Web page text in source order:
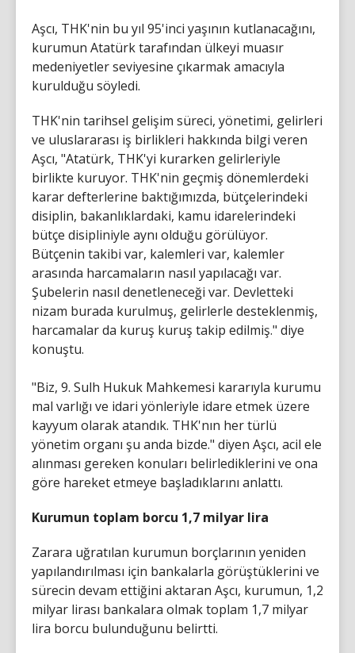
Aşcı, THK'nin bu yıl 95'inci yaşının kutlanacağını,
kurumun Atatürk tarafından ülkeyi muasır
medeniyetler seviyesine çıkarmak amacıyla
kurulduğu söyledi.
THK'nin tarihsel gelişim süreci, yönetimi, gelirleri
ve uluslararası iş birlikleri hakkında bilgi veren
Aşcı, "Atatürk, THK'yi kurarken gelirleriyle
birlikte kuruyor. THK'nin geçmiş dönemlerdeki
karar defterlerine baktığımızda, bütçelerindeki
disiplin, bakanlıklardaki, kamu idarelerindeki
bütçe disipliniyle aynı olduğu görülüyor.
Bütçenin takibi var, kalemleri var, kalemler
arasında harcamaların nasıl yapılacağı var.
Şubelerin nasıl denetleneceği var. Devletteki
nizam burada kurulmuş, gelirlerle desteklenmiş,
harcamalar da kuruş kuruş takip edilmiş." diye
konuştu.
"Biz, 9. Sulh Hukuk Mahkemesi kararıyla kurumu
mal varlığı ve idari yönleriyle idare etmek üzere
kayyum olarak atandık. THK'nın her türlü
yönetim organı şu anda bizde." diyen Aşcı, acil ele
alınması gereken konuları belirlediklerini ve ona
göre hareket etmeye başladıklarını anlattı.
Kurumun toplam borcu 1,7 milyar lira
Zarara uğratılan kurumun borçlarının yeniden
yapılandırılması için bankalarla görüştüklerini ve
sürecin devam ettiğini aktaran Aşcı, kurumun, 1,2
milyar lirası bankalara olmak toplam 1,7 milyar
lira borcu bulunduğunu belirtti.